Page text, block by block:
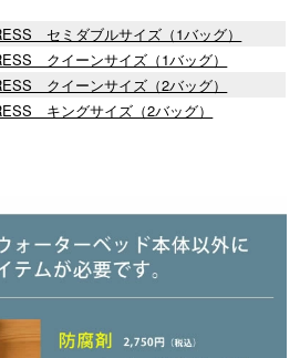
セミダブルサイズ（1バッグ）
クイーンサイズ（1バッグ）
クイーンサイズ（2バッグ）
キングサイズ（2バッグ）